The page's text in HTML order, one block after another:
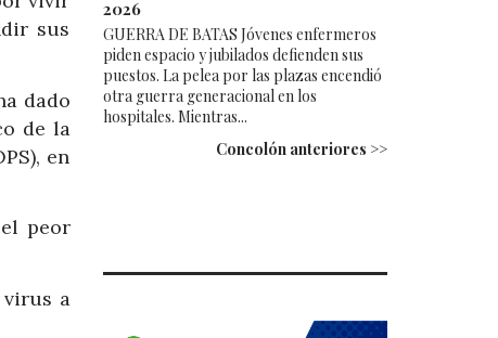
sus
dado
de la
en
peor
virus a
2026
GUERRA DE BATAS Jóvenes enfermeros
piden espacio y jubilados defienden sus
puestos. La pelea por las plazas encendió
otra guerra generacional en los
hospitales. Mientras...
Concolón anteriores >>